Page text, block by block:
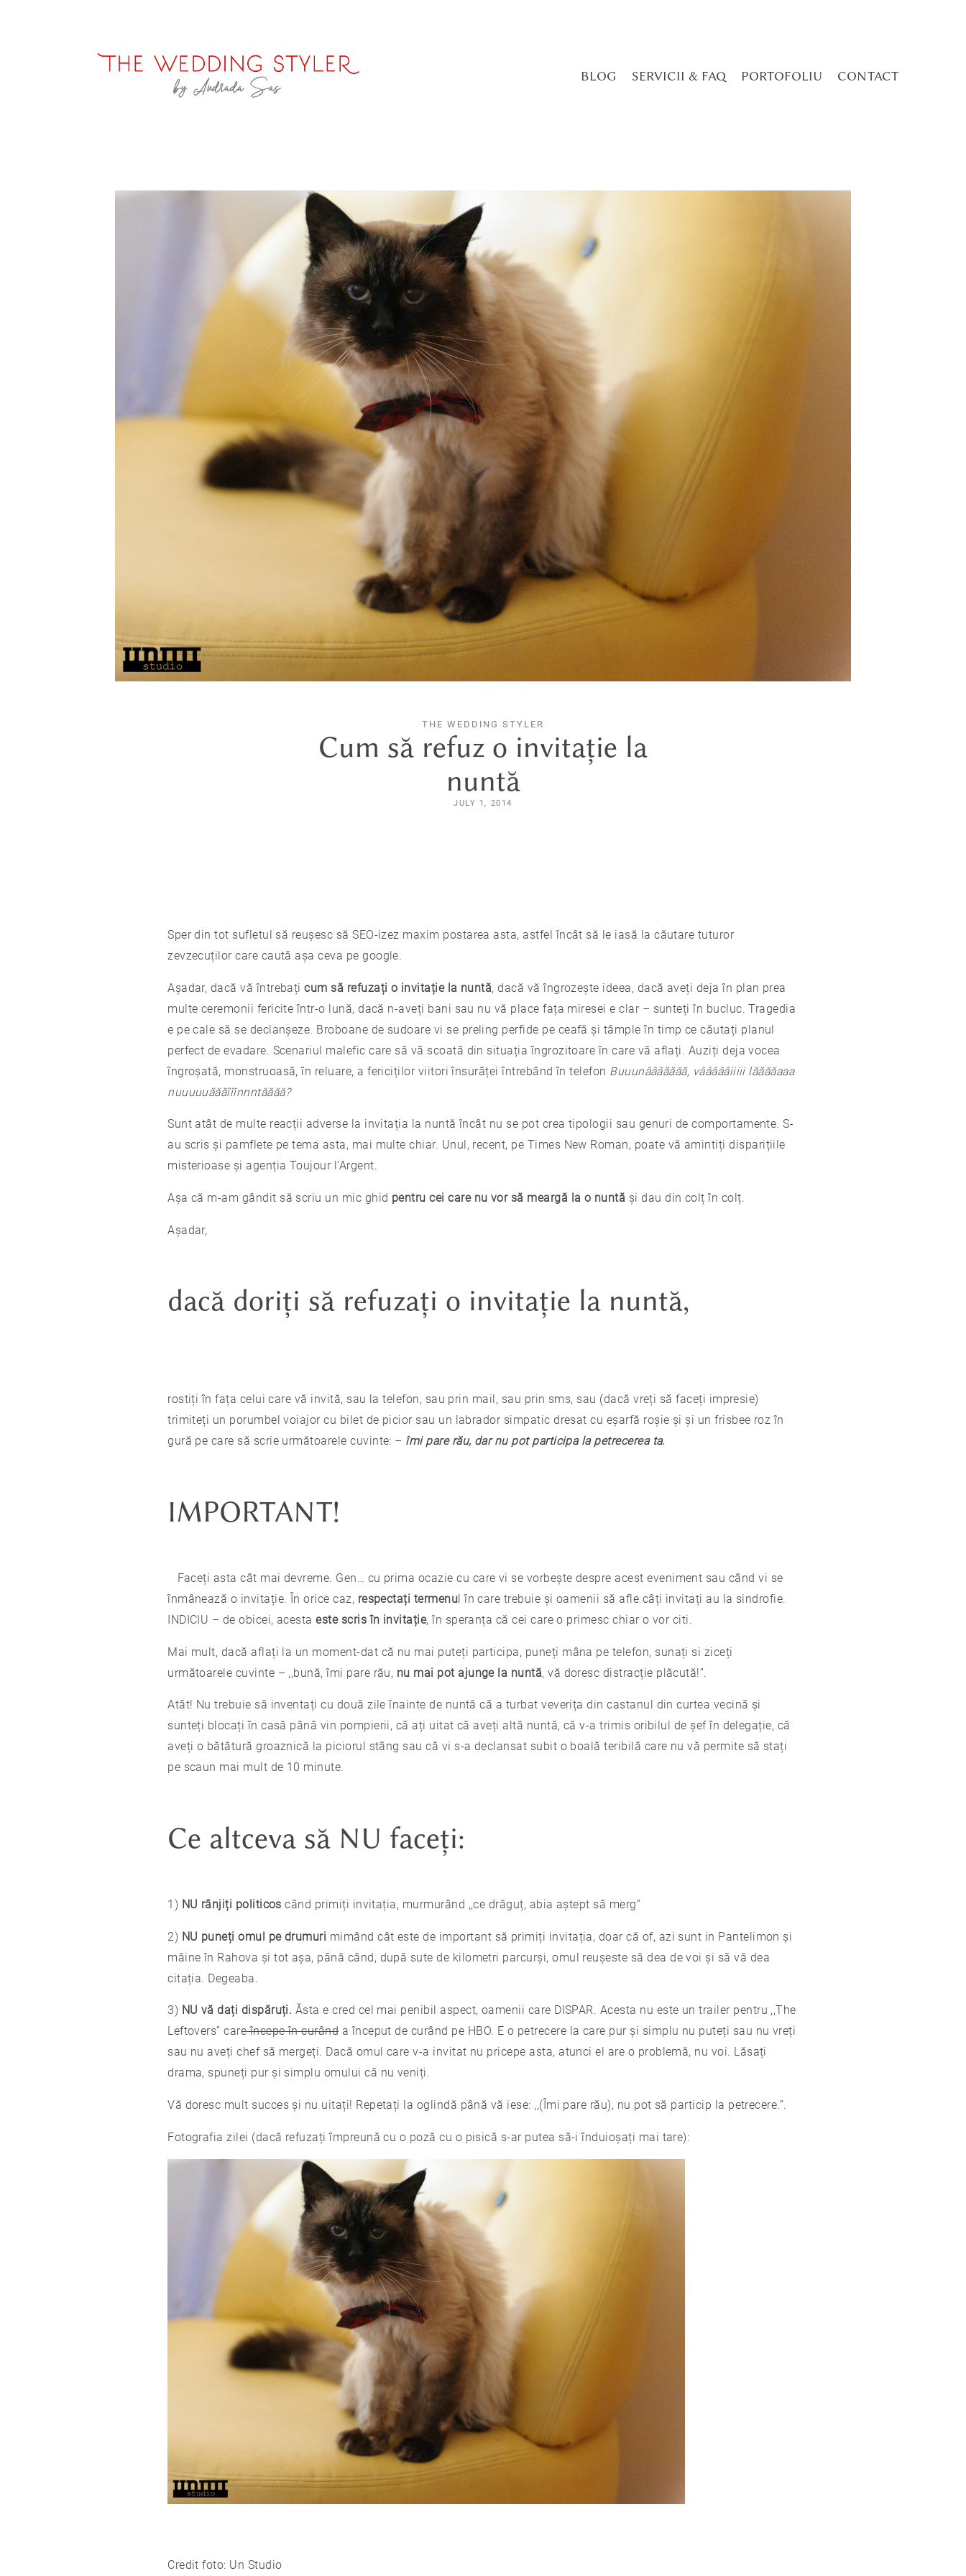
BLOG SERVICII & FAQ PORTOFOLIU CONTACT
THE WEDDING STYLER
Cum să refuz o invitație la
nuntă
JULY 1, 2014
Sper din tot sufletul să reușesc să SEO-izez maxim postarea asta, astfel încât să le iasă la căutare tuturor
zevzecuților care caută așa ceva pe google.
Așadar, dacă vă întrebați cum să refuzați o invitație la nuntă, dacă vă îngrozește ideea, dacă aveți deja în plan prea
multe ceremonii fericite într-o lună, dacă n-aveți bani sau nu vă place fața miresei e clar – sunteți în bucluc. Tragedia
e pe cale să se declanșeze. Broboane de sudoare vi se preling perfide pe ceafă și tâmple în timp ce căutați planul
perfect de evadare. Scenariul malefic care să vă scoată din situația îngrozitoare în care vă aflați. Auziți deja vocea
îngroșată, monstruoasă, în reluare, a fericiților viitori însurăței întrebând în telefon Buuunâââăăăă, vâââââiiiii lăăăăaaa
nuuuuuăăăîîînnntăăăă?
Sunt atât de multe reacții adverse la invitația la nuntă încât nu se pot crea tipologii sau genuri de comportamente. S-
au scris și pamflete pe tema asta, mai multe chiar. Unul, recent, pe Times New Roman, poate vă amintiți disparițiile
misterioase și agenția Toujour l’Argent.
Așa că m-am gândit să scriu un mic ghid pentru cei care nu vor să meargă la o nuntă și dau din colț în colț.
Așadar,
dacă doriți să refuzați o invitație la nuntă,
rostiți în fața celui care vă invită, sau la telefon, sau prin mail, sau prin sms, sau (dacă vreți să faceți impresie)
trimiteți un porumbel voiajor cu bilet de picior sau un labrador simpatic dresat cu eșarfă roșie și și un frisbee roz în
gură pe care să scrie următoarele cuvinte: – îmi pare rău, dar nu pot participa la petrecerea ta.
IMPORTANT!
Faceți asta cât mai devreme. Gen… cu prima ocazie cu care vi se vorbește despre acest eveniment sau când vi se
înmânează o invitație. În orice caz, respectați termenul în care trebuie și oamenii să afle câți invitați au la sindrofie.
INDICIU – de obicei, acestaeste scris în invitație, în speranța că cei care o primesc chiar o vor citi.
Mai mult, dacă aflați la un moment-dat că nu mai puteți participa, puneți mâna pe telefon, sunați si ziceți
următoarele cuvinte – ,,bună, îmi pare rău, nu mai pot ajunge la nuntă, vă doresc distracție plăcută!”.
Atât! Nu trebuie să inventați cu două zile înainte de nuntă că a turbat veverița din castanul din curtea vecină și
sunteți blocați în casă până vin pompierii, că ați uitat că aveți altă nuntă, că v-a trimis oribilul de șef în delegație, că
aveți o bătătură groaznică la piciorul stâng sau că vi s-a declansat subit o boală teribilă care nu vă permite să stați
pe scaun mai mult de 10 minute.
Ce altceva să NU faceți:
1) NU rânjiți politicos când primiți invitația, murmurând ,,ce drăguț, abia aștept să merg”
2) NU puneți omul pe drumuri mimând cât este de important să primiți invitația, doar că of, azi sunt in Pantelimon și
mâine în Rahova și tot așa, până când, după sute de kilometri parcurși, omul reușeste să dea de voi și să vă dea
citația. Degeaba.
3) NU vă dați dispăruți. Ăsta e cred cel mai penibil aspect, oamenii care DISPAR. Acesta nu este un trailer pentru ,,The
Leftovers” careîncepe în curânda început de curând pe HBO. E o petrecere la care pur și simplu nu puteți sau nu vreți
sau nu aveți chef să mergeți. Dacă omul care v-a invitat nu pricepe asta, atunci el are o problemă, nu voi. Lăsați
drama, spuneți pur și simplu omului că nu veniți.
Vă doresc mult succes și nu uitați! Repetați la oglindă până vă iese: ,,(Îmi pare rău), nu pot să particip la petrecere.”.
Fotografia zilei (dacă refuzați împreună cu o poză cu o pisică s-ar putea să-i înduioșați mai tare):
Credit foto: Un Studio